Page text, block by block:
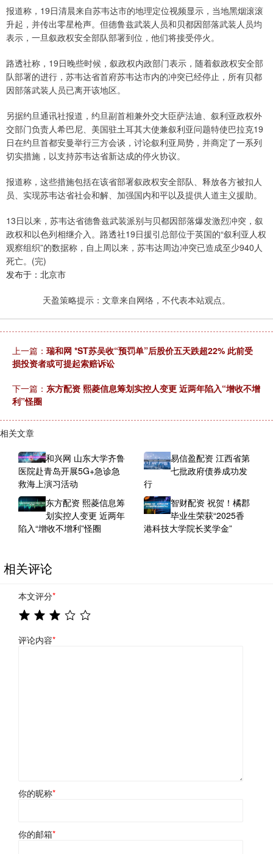
报道称，19日清晨来自苏韦达市的地理定位视频显示，当地黑烟滚滚
升起，并传出零星枪声。但德鲁兹武装人员和贝都因部落武装人员均
表示，一旦叙政权安全部队部署到位，他们将接受停火。
路透社称，19日晚些时候，叙政权内政部门表示，随着叙政权安全部
队部署的进行，苏韦达省首府苏韦达市内的冲突已经停止，所有贝都
因部落武装人员已离开该地区。
另据约旦通讯社报道，约旦副首相兼外交大臣萨法迪、叙利亚政权外
交部门负责人希巴尼、美国驻土耳其大使兼叙利亚问题特使巴拉克19
日在约旦首都安曼举行三方会谈，讨论叙利亚局势，并商定了一系列
切实措施，以支持苏韦达省新达成的停火协议。
报道称，这些措施包括在该省部署叙政权安全部队、释放各方被扣人
员、实现苏韦达省社会和解、加强国内和平以及提供人道主义援助。
13日以来，苏韦达省德鲁兹武装派别与贝都因部落爆发激烈冲突，叙
政权和以色列相继介入。路透社19日援引总部位于英国的“叙利亚人权
观察组织”的数据称，自上周以来，苏韦达周边冲突已造成至少940人
死亡。(完)
发布于：北京市
天盈策略提示：文章来自网络，不代表本站观点。
上一篇： 瑞和网 *ST苏吴收“预罚单”后股价五天跌超22% 此前受
损投资者或可提起索赔诉讼
下一篇： 东方配资 熙菱信息筹划实控人变更 近两年陷入“增收不增
利”怪圈
相关文章
和兴网 山东大学齐鲁
医院赴青岛开展5G+急诊急
救海上演习活动
易信盈配资 江西省第
七批政府债券成功发
行
东方配资 熙菱信息筹
划实控人变更 近两年
陷入“增收不增利”怪圈
智财配资 祝贺！橘郡
毕业生荣获“2025香
港科技大学院长奖学金”
相关评论
本文评分*
评论内容*
你的昵称*
你的邮箱*